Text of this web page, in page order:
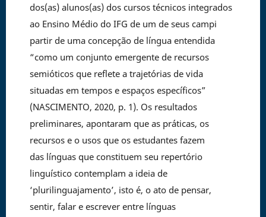
dos(as) alunos(as) dos cursos técnicos integrados
ao Ensino Médio do IFG de um de seus campi
partir de uma concepção de língua entendida
“como um conjunto emergente de recursos
semióticos que reflete a trajetórias de vida
situadas em tempos e espaços específicos”
(NASCIMENTO, 2020, p. 1). Os resultados
preliminares, apontaram que as práticas, os
recursos e o usos que os estudantes fazem
das línguas que constituem seu repertório
linguístico contemplam a ideia de
‘plurilinguajamento’, isto é, o ato de pensar,
sentir, falar e escrever entre línguas